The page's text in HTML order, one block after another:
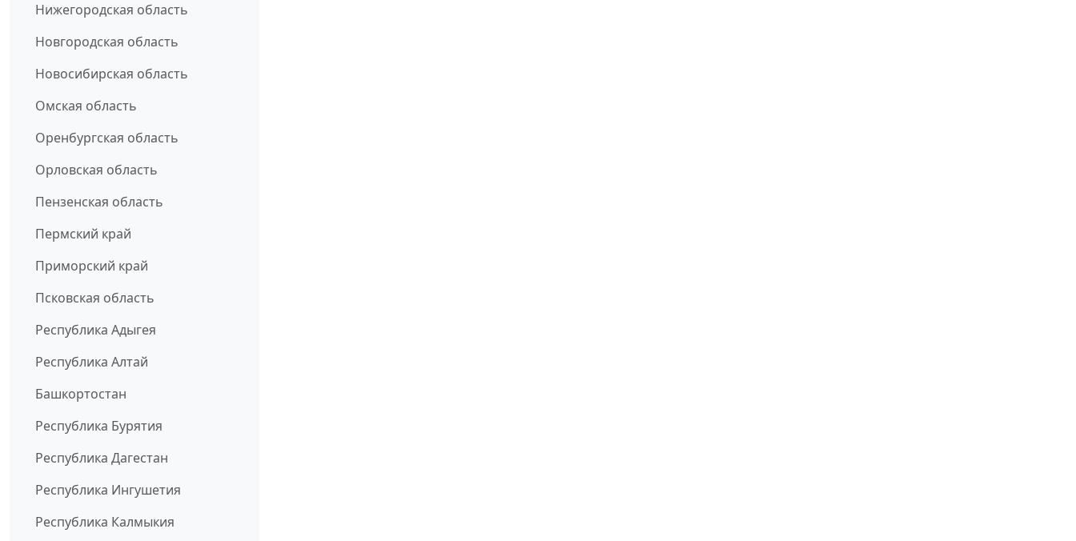
Нижегородская область
Новгородская область
Новосибирская область
Омская область
Оренбургская область
Орловская область
Пензенская область
Пермский край
Приморский край
Псковская область
Республика Адыгея
Республика Алтай
Башкортостан
Республика Бурятия
Республика Дагестан
Республика Ингушетия
Республика Калмыкия